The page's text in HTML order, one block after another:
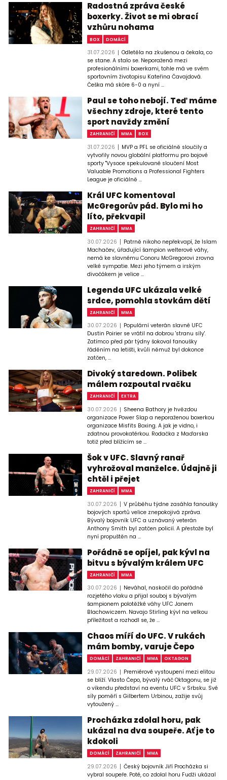
Radostná zpráva české
boxerky. Život se mi obrací
vzhůru nohama
BOX DOMÁCÍ
31.07.2026
Odletěla na zkušenou a čekala, co
se stane. A stalo se. Neporažená mezi
profesionálními boxerkami, tohle má ve svém
sportovním životopisu Kateřina Čavajdová.
Češka má skóre 6-0 a nyní ...
Paul se toho nebojí. Teď máme
všechny zdroje, které tento
sport navždy změní
ZAHRANIČÍ MMA BOX
31.07.2026
MVP a PFL se oficiálně sloučily a
vytvořily novou globální platformu pro bojové
sporty "Vysoce spekulované sloučení Most
Valuable Promotions a Professional Fighters
League je oficiálně ...
Král UFC komentoval
McGregorův pád. Bylo mi ho
líto, překvapil
ZAHRANIČÍ MMA
30.07.2026
Patrně nikoho nepřekvapí, že Islam
Machačev, úřadující šampion welterové váhy,
nemá ke slavnému Conoru McGregorovi zrovna
velké sympatie. Mezi jeho týmem a irským
divočákem je velice ...
Legenda UFC ukázala velké
srdce, pomohla stovkám dětí
ZAHRANIČÍ MMA
30.07.2026
Populární veterán slavné UFC
Dustin Poirier se vrátil na dobrou 'stranu síly'.
Zatímco před pár týdny šokoval fanoušky
řáděním na letišti, kvůli němuž byl dokonce
zatčen, ...
Divoký staredown. Polibek
málem rozpoutal rvačku
ZAHRANIČÍ EXTRA
30.07.2026
Sheena Bathory je hvězdou
organizace Power Slap a neporaženou boxerkou
organizace Misfits Boxing. A jak je vidno, i
zdatnou provokatérkou. Rodačka z Maďarska
totiž před blížícím se ...
Šok v UFC. Slavný ranař
vyhrožoval manželce. Údajně ji
chtěl i přejet
ZAHRANIČÍ MMA
30.07.2026
V průběhu týdne zasáhla fanoušky
bojových sportů velice znepokojivá zpráva.
Bývalý bojovník UFC a uznávaný veterán
Anthony Smith byl zatčen policií. A přestože byl
nyní propuštěn na ...
Pořádně se opíjel, pak kývl na
bitvu s bývalým králem UFC
ZAHRANIČÍ MMA
30.07.2026
Neváhal, naskočil do pořádně
rozjetého vlaku a přijal souboj s bývalým
šampionem polotěžké váhy UFC Janem
Blachowiczem. Navajo Stirling kývl na velkou
příležitost a rozhodl se, že ...
Chaos míří do UFC. V rukách
mám bomby, varuje Čepo
DOMÁCÍ ZAHRANIČÍ MMA OKTAGON
29.07.2026
Premiérové vystoupení mezi elitou
se blíží. Vlasto Čepo, bývalý rváč Oktagonu, se již
o víkendu představí na eventu UFC v Srbsku. Své
síly poměří s Gilbertem Urbinou, zažije svůj
vytoužený ...
Procházka zdolal horu, pak
ukázal na dva soupeře. Ať je to
kdokoli
DOMÁCÍ ZAHRANIČÍ MMA
29.07.2026
Český bojovník Jiří Procházka si
vybral soupeře. Poté, co zdolal horu Fudži ukázal